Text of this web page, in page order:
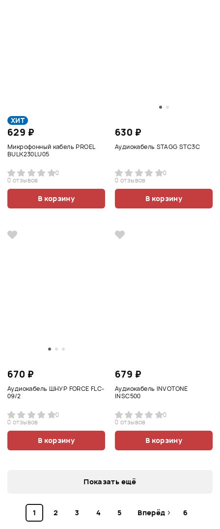
ХИТ
629 ₽
Микрофонный кабель PROEL
BULK230LU05
0
0 отзывов
В корзину
630 ₽
Аудиокабель STAGG STC3C
0
0 отзывов
В корзину
670 ₽
Аудиокабель ШНУР FORCE FLC-
09/2
0
0 отзывов
В корзину
679 ₽
Аудиокабель INVOTONE
INSC500
0
0 отзывов
В корзину
Показать ещё
1 2 3 4 5 Вперёд 6